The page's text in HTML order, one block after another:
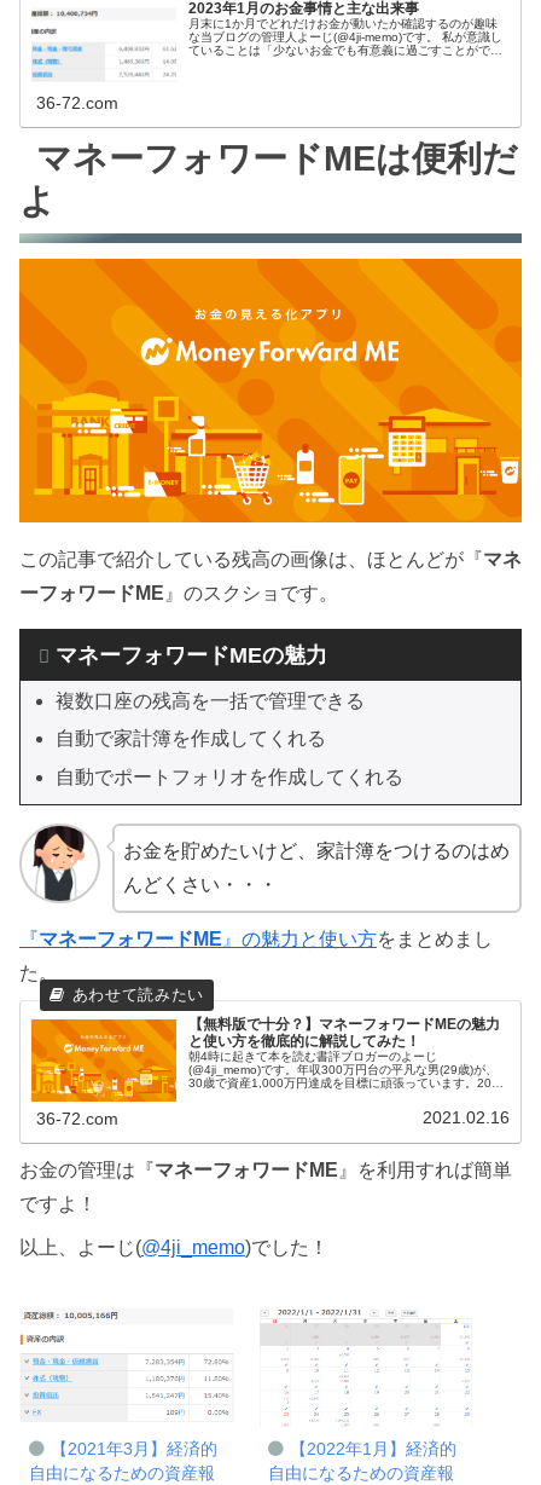
2023年1月のお金事情と主な出来事
月末に1か月でどれだけお金が動いたか確認するのが趣味
な当ブログの管理人よーじ(@4ji-memo)です。 私が意識し
ていることは「少ないお金でも有意義に過ごすことができ
36-72.com
マネーフォワードMEは便利だ
よ
この記事で紹介している残高の画像は、ほとんどが『マネ
ーフォワードME 』のスクショです。
マネーフォワードMEの魅力
複数口座の残高を一括で管理できる
自動で家計簿を作成してくれる
自動でポートフォリオを作成してくれる
お金を貯めたいけど、家計簿をつけるのはめ
んどくさい・・・
『マネーフォワードME 』の魅力と使い方をまとめまし
た。
【無料版で十分？】マネーフォワードMEの魅力
と使い方を徹底的に解説してみた！
朝4時に起きて本を読む書評ブロガーのよーじ
(@4ji_memo)です。年収300万円台の平凡な男(29歳)が、
30歳で資産1,000万円達成を目標に頑張っています。2021
36-72.com 2021.02.16
お金の管理は『マネーフォワードME 』を利用すれば簡単
ですよ！
以上、よーじ(@4ji_memo)でした！
【2021年3月】経済的
自由になるための資産報
【2022年1月】経済的
自由になるための資産報